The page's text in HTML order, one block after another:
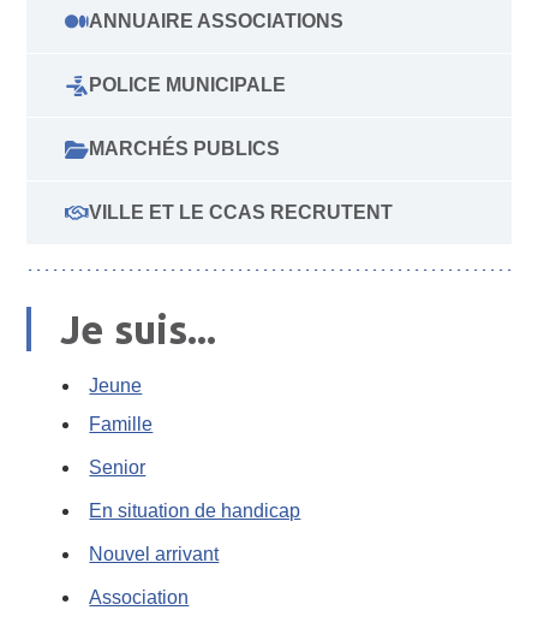
ANNUAIRE ASSOCIATIONS
POLICE MUNICIPALE
MARCHÉS PUBLICS
VILLE ET LE CCAS RECRUTENT
Je suis...
Jeune
Famille
Senior
En situation de handicap
Nouvel arrivant
Association